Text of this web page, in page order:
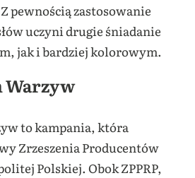
pewnością zastosowanie
uczyni drugie śniadanie
jak i bardziej kolorowym.
Warzyw
to kampania, która
Zrzeszenia Producentów
Polskiej. Obok ZPPRP,